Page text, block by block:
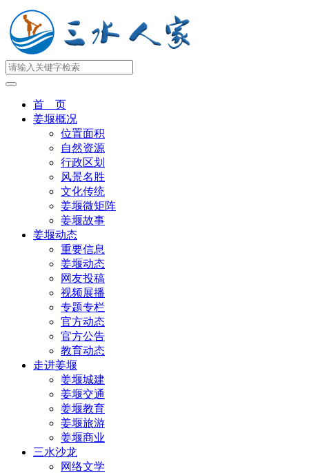
首 页
姜堰概况
位置面积
自然资源
行政区划
风景名胜
文化传统
姜堰微矩阵
姜堰故事
姜堰动态
重要信息
姜堰动态
网友投稿
视频展播
专题专栏
官方动态
官方公告
教育动态
走进姜堰
姜堰城建
姜堰交通
姜堰教育
姜堰旅游
姜堰商业
三水沙龙
网络文学